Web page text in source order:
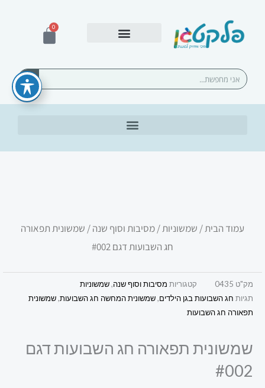
0
עגלת
חיפוש
עמוד הבית/ שמשוניות/מסיבות וסוף שנה/ שמשונית תפאורה
חג השבועות דגם #002
מק"ט 0435 קטגוריות מסיבות וסוף שנה,שמשוניות
תגיות חג השבועות בגן הילדים,שמשונית המחשה חג השבועות,שמשונית
תפאורה חג השבועות
שמשונית תפאורה חג השבועות דגם
#002